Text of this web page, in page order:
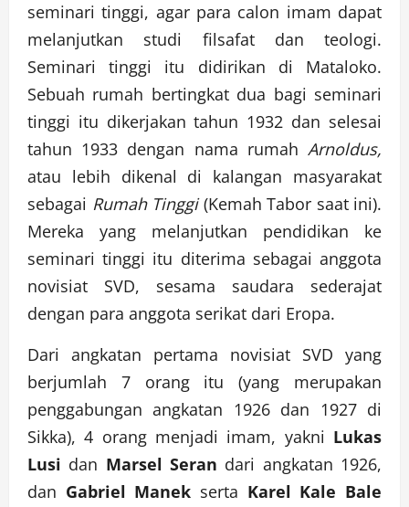
seminari tinggi, agar para calon imam dapat
melanjutkan studi filsafat dan teologi.
Seminari tinggi itu didirikan di Mataloko.
Sebuah rumah bertingkat dua bagi seminari
tinggi itu dikerjakan tahun 1932 dan selesai
tahun 1933 dengan nama rumah Arnoldus,
atau lebih dikenal di kalangan masyarakat
sebagai Rumah Tinggi(Kemah Tabor saat ini).
Mereka yang melanjutkan pendidikan ke
seminari tinggi itu diterima sebagai anggota
novisiat SVD, sesama saudara sederajat
dengan para anggota serikat dari Eropa.
Dari angkatan pertama novisiat SVD yang
berjumlah 7 orang itu (yang merupakan
penggabungan angkatan 1926 dan 1927 di
Sikka), 4 orang menjadi imam, yakni Lukas
Lusi dan Marsel Seran dari angkatan 1926,
dan Gabriel Manek serta Karel Kale Bale